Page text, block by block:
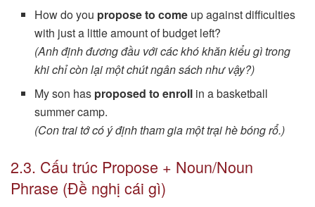
How do you propose to come up against difficulties
with just a little amount of budget left?
(Anh định đương đầu với các khó khăn kiểu gì trong
khi chỉ còn lại một chút ngân sách như vậy?)
My son has proposed to enroll in a basketball
summer camp.
(Con trai tớ có ý định tham gia một trại hè bóng rổ.)
2.3. Cấu trúc Propose + Noun/Noun
Phrase (Đề nghị cái gì)